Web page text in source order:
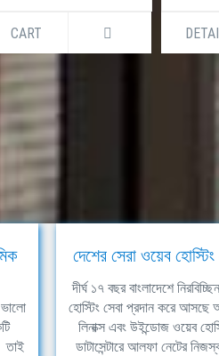
CART
তাই
দেশের সেরা ওয়েব
দীর্ঘ ১৭ বছর বাংলাদেশে
হোস্টিং সেবা প্রদান করে
লিনাক্স এবং উইন্ডোজ ওয়েব
ডাটাসেন্টারে আলফা নেটের